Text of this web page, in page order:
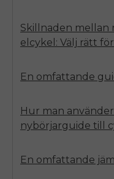
Skillnaden mellan
elcykel: Välj rätt
En omfattande
Hur man
nybörjarguide till
En omfattande